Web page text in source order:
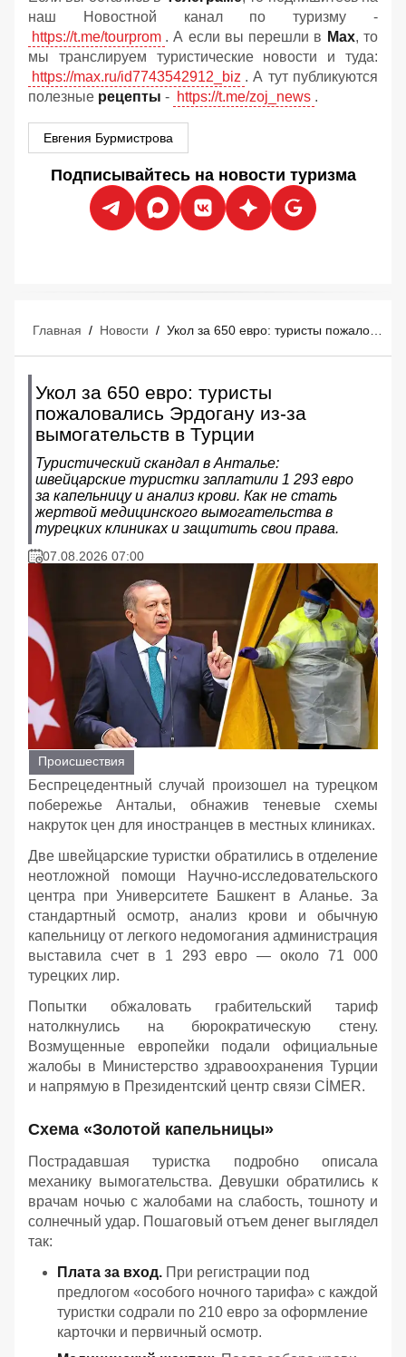
наш Новостной канал по туризму -
https://t.me/tourprom . А если вы перешли в Мах, то
мы транслируем туристические новости и туда:
https://max.ru/id7743542912_biz . А тут публикуются
полезные рецепты - https://t.me/zoj_news .
Евгения Бурмистрова
Подписывайтесь на новости туризма
Главная / Новости /
Укол за 650 евро: туристы
пожаловались Эрдогану из-за
вымогательств в Турции
Туристический скандал в Анталье:
швейцарские туристки заплатили 1 293 евро
за капельницу и анализ крови. Как не стать
жертвой медицинского вымогательства в
турецких клиниках и защитить свои права.
07.08.2026 07:00
Происшествия
Беспрецедентный случай произошел на турецком
побережье Антальи, обнажив теневые схемы
накруток цен для иностранцев в местных клиниках.
Две швейцарские туристки обратились в отделение
неотложной помощи Научно-исследовательского
центра при Университете Башкент в Аланье. За
стандартный осмотр, анализ крови и обычную
капельницу от легкого недомогания администрация
выставила счет в 1 293 евро — около 71 000
турецких лир.
Попытки обжаловать грабительский тариф
натолкнулись на бюрократическую стену.
Возмущенные европейки подали официальные
жалобы в Министерство здравоохранения Турции
и напрямую в Президентский центр связи CİMER.
Схема «Золотой капельницы»
Пострадавшая туристка подробно описала
механику вымогательства. Девушки обратились к
врачам ночью с жалобами на слабость, тошноту и
солнечный удар. Пошаговый отъем денег выглядел
так:
Плата за вход. При регистрации под
предлогом «особого ночного тарифа» с каждой
туристки содрали по 210 евро за оформление
карточки и первичный осмотр.